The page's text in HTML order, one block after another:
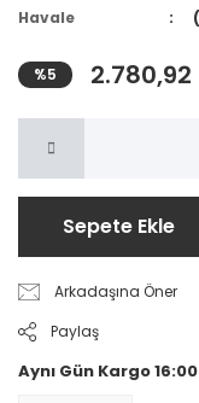
Havale
%5 2.780,92
Sepete Ekle
Arkadaşına Öner
Paylaş
Aynı Gün Kargo